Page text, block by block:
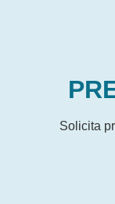
Solicita